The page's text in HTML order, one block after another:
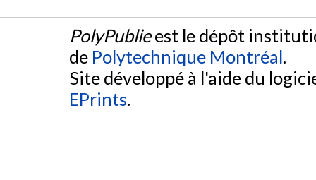
PolyPublieest le dépôt
de Polytechnique Montréal.
Site développé à l'aide du
EPrints.